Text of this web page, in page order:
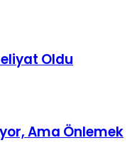
Oldu
Ama Önlemek